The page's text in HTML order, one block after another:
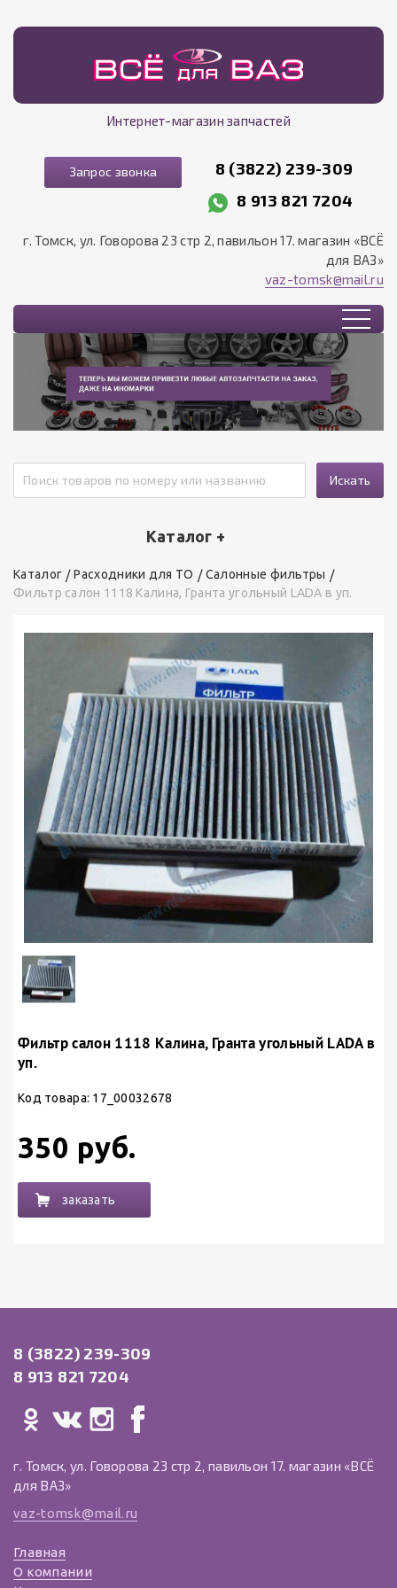
Интернет-магазин запчастей
Запрос звонка
8 (3822) 239-309
8 913 821 7204
г. Томск, ул. Говорова 23 стр 2, павильон 17. магазин «ВСЁ
для ВАЗ»
vaz-tomsk@mail.ru
Искать
Каталог +
Каталог Расходники для ТО
Салонные фильтры
Фильтр салон 1118 Калина, Гранта угольный LADA в уп.
Фильтр салон 1118 Калина, Гранта угольный LADA в
уп.
Код товара: 17_00032678
350 руб.
заказать
8 (3822) 239-309
8 913 821 7204
г. Томск, ул. Говорова 23 стр 2, павильон 17. магазин «ВСЁ
для ВАЗ»
vaz-tomsk@mail.ru
Главная
О компании